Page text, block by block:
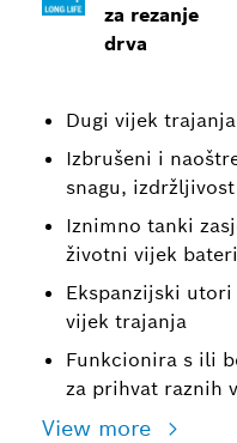
za rezanje
drva
Dugi vijek
Izbrušeni i
snagu,
Iznimno tanki
životni vijek
Ekspanzijski
vijek trajanja
Funkcionira s ili
za prihvat raznih
View more